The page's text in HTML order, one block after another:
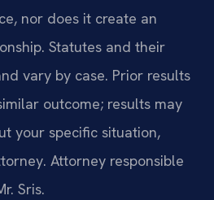
nor does it create an
Statutes and their
vary by case. Prior results
outcome; results may
your specific situation,
Attorney responsible
Sris.